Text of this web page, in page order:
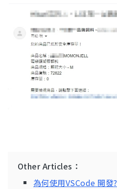
Other Articles：
為何使用VSCode 開發?